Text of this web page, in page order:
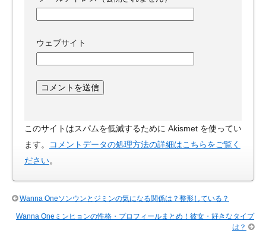
ウェブサイト
このサイトはスパムを低減するために Akismet を使ってい
ます。
コメントデータの処理方法の詳細はこちらをご覧く
ださい。
Wanna Oneソンウンとジミンの気になる関係は？整形している？
Wanna Oneミンヒョンの性格・プロフィールまとめ！彼女・好きなタイプ
は？